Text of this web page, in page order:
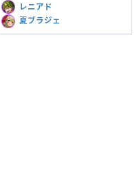
レニアド
夏ブラジェ